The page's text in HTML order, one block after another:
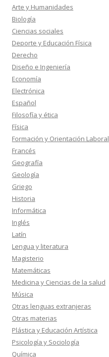
Arte y Humanidades
Biología
Ciencias sociales
Deporte y Educación Física
Derecho
Diseño e Ingeniería
Economía
Electrónica
Español
Filosofía y ética
Física
Formación y Orientación Laboral
Francés
Geografía
Geología
Griego
Historia
Informática
Inglés
Latín
Lengua y literatura
Magisterio
Matemáticas
Medicina y Ciencias de la salud
Música
Otras lenguas extranjeras
Otras materias
Plástica y Educación Artística
Psicología y Sociología
Química